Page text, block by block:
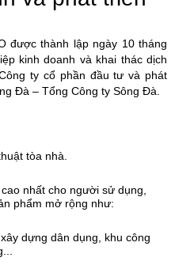
được thành lập ngày 10 tháng
kinh doanh và khai thác dịch
ty cổ phần đầu tư và phát
Đà – Tổng Công ty Sông Đà.
tòa nhà.
nhất cho người sử dụng,
phẩm mở rộng như:
dựng dân dụng, khu công